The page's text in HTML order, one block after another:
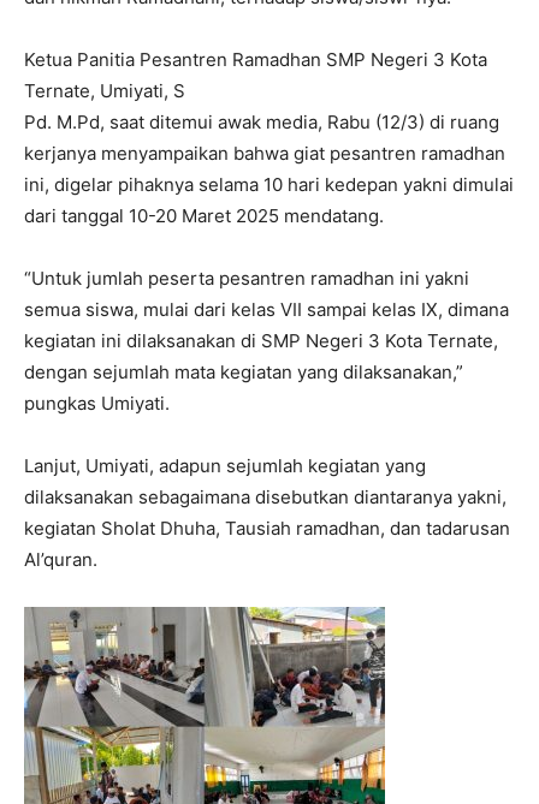
Ketua Panitia Pesantren Ramadhan SMP Negeri 3 Kota
Ternate, Umiyati, S
Pd. M.Pd, saat ditemui awak media, Rabu (12/3) di ruang
kerjanya menyampaikan bahwa giat pesantren ramadhan
ini, digelar pihaknya selama 10 hari kedepan yakni dimulai
dari tanggal 10-20 Maret 2025 mendatang.
“Untuk jumlah peserta pesantren ramadhan ini yakni
semua siswa, mulai dari kelas VII sampai kelas IX, dimana
kegiatan ini dilaksanakan di SMP Negeri 3 Kota Ternate,
dengan sejumlah mata kegiatan yang dilaksanakan,”
pungkas Umiyati.
Lanjut, Umiyati, adapun sejumlah kegiatan yang
dilaksanakan sebagaimana disebutkan diantaranya yakni,
kegiatan Sholat Dhuha, Tausiah ramadhan, dan tadarusan
Al’quran.